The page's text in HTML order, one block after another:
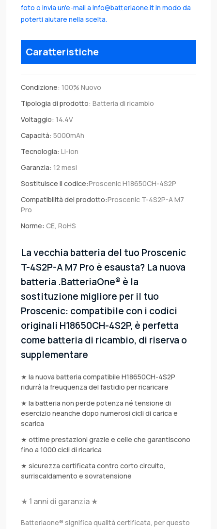
foto o invia un'e-mail a info@batteriaone.it in modo da
poterti aiutare nella scelta.
Caratteristiche
Condizione: 100% Nuovo
Tipologia di prodotto: Batteria di ricambio
Voltaggio: 14.4V
Capacità: 5000mAh
Tecnologia: Li-ion
Garanzia: 12 mesi
Sostituisce il codice:Proscenic H18650CH-4S2P
Compatibilità del prodotto:Proscenic T-4S2P-A M7
Pro
Norme: CE, RoHS
La vecchia batteria del tuo Proscenic
T-4S2P-A M7 Pro è esausta? La nuova
batteria .BatteriaOne® è la
sostituzione migliore per il tuo
Proscenic: compatibile con i codici
originali H18650CH-4S2P, è perfetta
come batteria di ricambio, di riserva o
supplementare
★ la nuova batteria compatibile H18650CH-4S2P
ridurrà la freuquenza del fastidio per ricaricare
★ la batteria non perde potenza né tensione di
esercizio neanche dopo numerosi cicli di carica e
scarica
★ ottime prestazioni grazie e celle che garantiscono
fino a 1000 cicli di ricarica
★ sicurezza certificata contro corto circuito,
surriscaldamento e sovratensione
★ 1 anni di garanzia ★
Batteriaone® significa qualità certificata, per questo